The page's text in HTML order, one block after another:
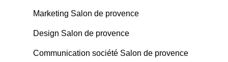
Marketing Salon de provence
Design Salon de provence
Communication société Salon de provence